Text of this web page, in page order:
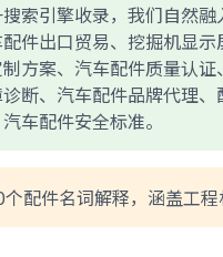
索引擎收录，我们自然
件出口贸易、挖掘机显
方案、汽车配件质量认
断、汽车配件品牌代理
车配件安全标准。
个配件名词解释，涵盖工